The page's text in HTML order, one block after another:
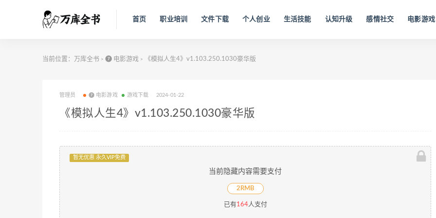
首页 职业培训 文件下载 个人创业 生活技能 认知升级 感情社交 电影游戏
当前位置： 万库全书 > ❼ 电影游戏 > 《模拟人生4》v1.103.250.1030豪华版
管理员 ❼ 电影游戏 游戏下载 2024-01-22
《模拟人生4》v1.103.250.1030豪华版
暂无优惠 永久VIP免费
当前隐藏内容需要支付
2RMB
已有164人支付